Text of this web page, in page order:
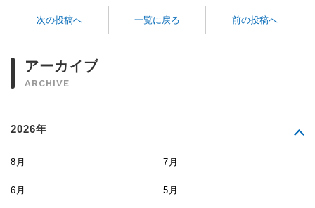
次の投稿へ 一覧に戻る 前の投稿へ
アーカイブ
ARCHIVE
2026年
8月 7月
6月 5月